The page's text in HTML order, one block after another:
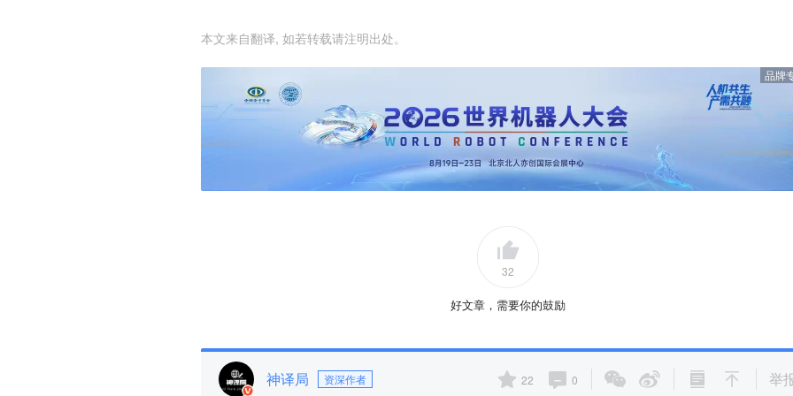
本文来自翻译, 如若转载请注明出处。
品牌
32
好文章，需要你的鼓励
神译局 资深作者 22 0 举